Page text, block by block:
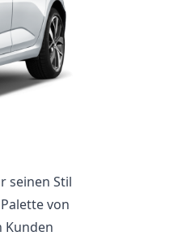
seinen Stil
von